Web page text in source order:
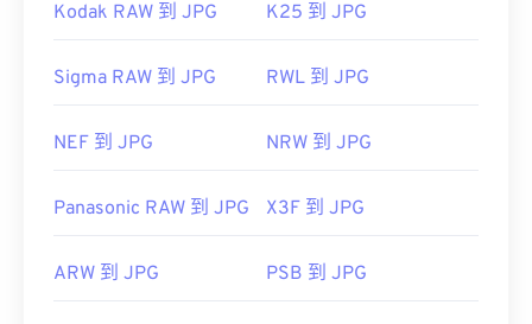
Kodak RAW 到 JPG K25 到 JPG
Sigma RAW 到 JPG RWL 到 JPG
NEF 到 JPG NRW 到 JPG
Panasonic RAW 到 JPG X3F 到 JPG
ARW 到 JPG PSB 到 JPG